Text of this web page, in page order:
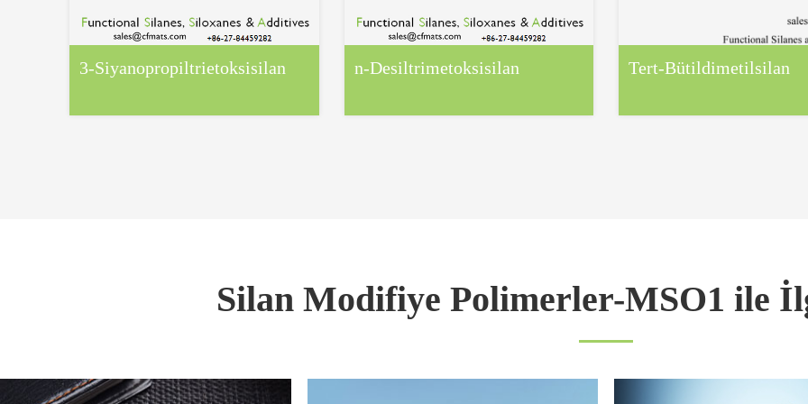
3-Siyanopropiltrietoksisilan n-Desiltrimetoksisilan Tert-Bütildimetilsilan
Silan Modifiye Polimerler-MSO1 ile